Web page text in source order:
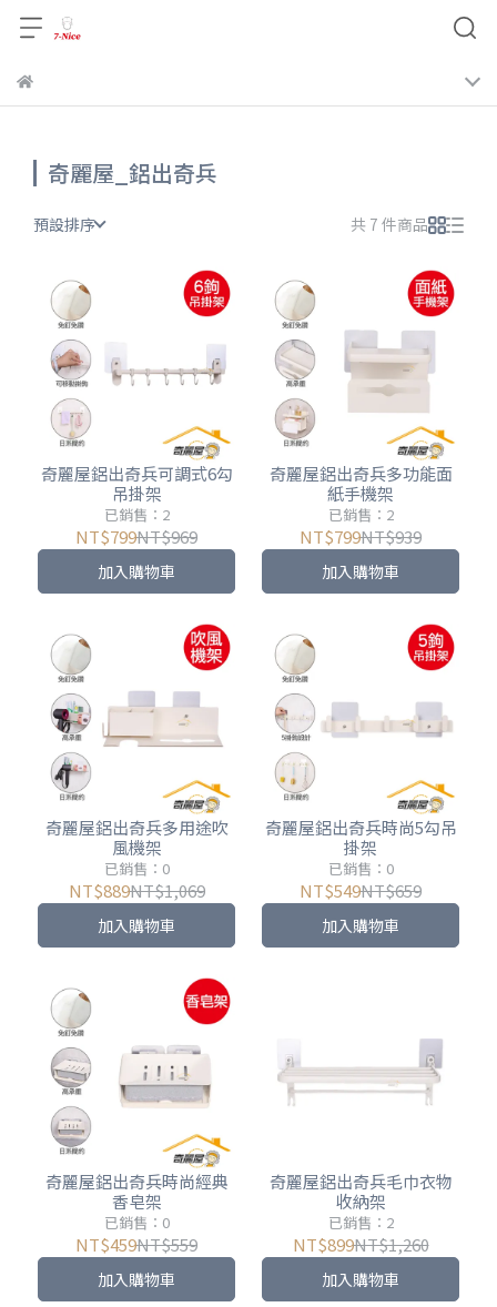
訂單將會由系統取消，恕不
奇麗屋_鋁出奇兵
預設排序 共 7 件商品
奇麗屋鋁出奇兵可調式6勾
吊掛架
已銷售：2
NT$799NT$969
加入購物車
奇麗屋鋁出奇兵多功能面
紙手機架
已銷售：2
NT$799NT$939
加入購物車
奇麗屋鋁出奇兵多用途吹
風機架
已銷售：0
NT$889NT$1,069
加入購物車
奇麗屋鋁出奇兵時尚5勾吊
掛架
已銷售：0
NT$549NT$659
加入購物車
奇麗屋鋁出奇兵時尚經典
香皂架
已銷售：0
NT$459NT$559
加入購物車
奇麗屋鋁出奇兵毛巾衣物
收納架
已銷售：2
NT$899NT$1,260
加入購物車